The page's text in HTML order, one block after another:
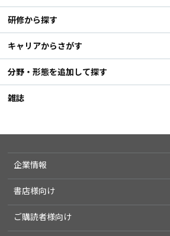
研修から探す
キャリアからさがす
分野・形態を追加して探す
雑誌
企業情報
書店様向け
ご購読者様向け